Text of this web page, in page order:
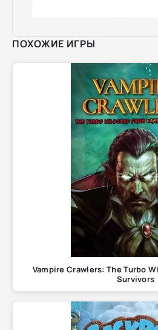
ПОХОЖИЕ ИГРЫ
Vampire Crawlers: The Turbo
Survivors